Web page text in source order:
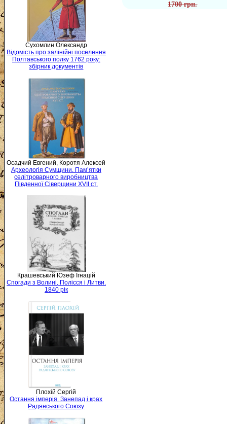
Сухомлин Олександр
Відомість про залінійні поселення
Полтавського полку 1762 року:
збірник документів
Осадчий Евгений, Коротя Алексей
Археологія Сумщини. Пам’ятки
селітроварного виробництва
Південної Сіверщини XVII ст.
Крашевський Юзеф Ігнацій
Спогади з Волині, Полісся і Литви.
1840 рік
Плохій Сергій
Остання імперія. Занепад і крах
Радянського Союзу
1700 грн.